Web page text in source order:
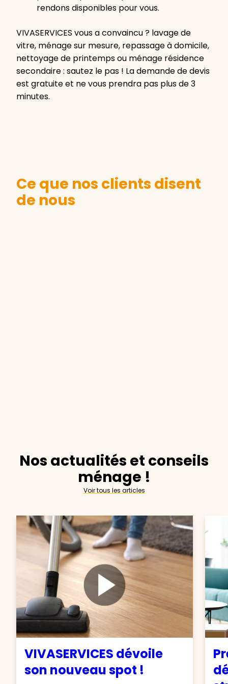
rendons disponibles pour vous.
VIVASERVICES vous a convaincu ? lavage de
vitre, ménage sur mesure, repassage à domicile,
nettoyage de printemps ou ménage résidence
secondaire : sautez le pas ! La demande de devis
est gratuite et ne vous prendra pas plus de 3
minutes.
Ce que nos clients disent
de nous
Nos actualités et conseils
ménage !
Voir tous les articles
VIVASERVICES dévoile
son nouveau spot !